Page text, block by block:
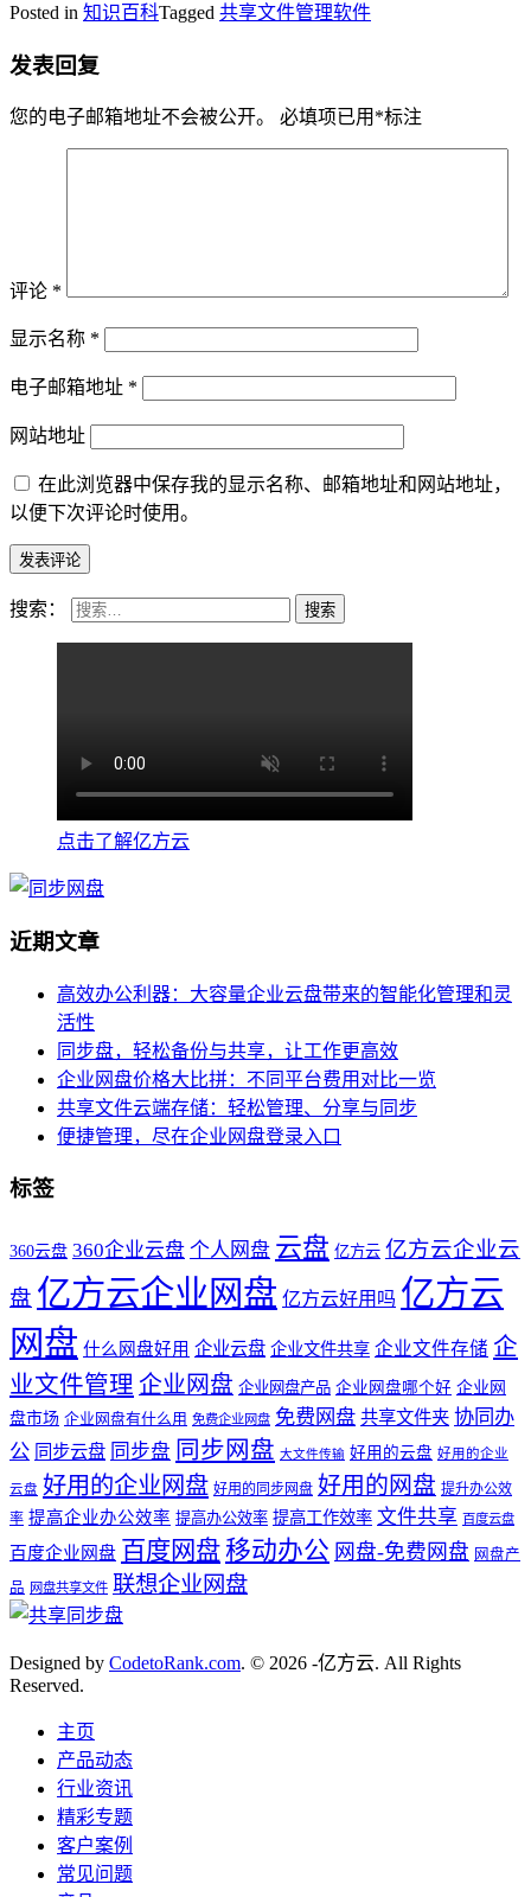
Posted in 知识百科Tagged 共享文件管理软件
发表回复
您的电子邮箱地址不会被公开。 必填项已用 *标注
评论 *
显示名称 *
电子邮箱地址 *
网站地址
在此浏览器中保存我的显示名称、邮箱地址和网站地址，
以便下次评论时使用。
搜索：
点击了解亿方云
近期文章
高效办公利器：大容量企业云盘带来的智能化管理和灵
活性
同步盘，轻松备份与共享，让工作更高效
企业网盘价格大比拼：不同平台费用对比一览
共享文件云端存储：轻松管理、分享与同步
便捷管理，尽在企业网盘登录入口
标签
360云盘 360企业云盘 个人网盘 云盘 亿方云 亿方云企业云
盘 亿方云企业网盘 亿方云好用吗 亿方云
网盘 什么网盘好用 企业云盘 企业文件共享 企业文件存储 企
业文件管理 企业网盘 企业网盘产品 企业网盘哪个好 企业网
盘市场 企业网盘有什么用 免费企业网盘 免费网盘 共享文件夹 协同办
公 同步云盘 同步盘 同步网盘 大文件传输 好用的云盘 好用的企业
云盘 好用的企业网盘 好用的同步网盘 好用的网盘 提升办公效
率 提高企业办公效率 提高办公效率 提高工作效率 文件共享 百度云盘
百度企业网盘 百度网盘 移动办公 网盘-免费网盘 网盘产
品 网盘共享文件 联想企业网盘
Designed by CodetoRank.com. © 2026 -亿方云. All Rights
Reserved.
主页
产品动态
行业资讯
精彩专题
客户案例
常见问题